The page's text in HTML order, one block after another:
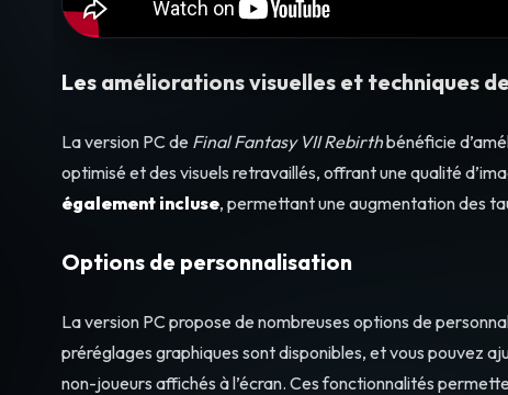
Les améliorations visuelles et techniques
La version PC de Final Fantasy VII Rebirthbénéficie
optimisé et des visuels retravaillés, offrant une qualité
également incluse, permettant une augmentation des
Options de personnalisation
La version PC propose de nombreuses options de
préréglages graphiques sont disponibles, et vous pouvez
non-joueurs affichés à l’écran. Ces fonctionnalités